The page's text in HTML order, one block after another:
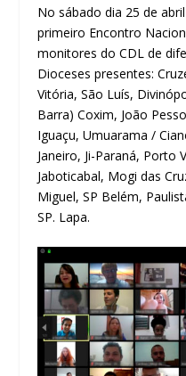
No sábado dia 25 de
primeiro Encontro
monitores do CDL de
Dioceses presentes:
Vitória, São Luís,
Barra) Coxim, João
Iguaçu, Umuarama /
Janeiro, Ji-Paraná, Porto
Jaboticabal, Mogi das
Miguel, SP Belém,
SP. Lapa.